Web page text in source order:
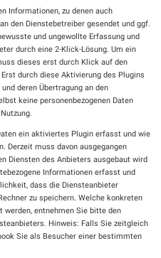
Informationen, zu denen auch
den Dienstebetreiber gesendet und ggf.
und ungewollte Erfassung und
durch eine 2-Klick-Lösung. Um ein
dieses erst durch Klick auf den
durch diese Aktivierung des Plugins
deren Übertragung an den
keine personenbezogenen Daten
ein aktiviertes Plugin erfasst und wie
Derzeit muss davon ausgegangen
Diensten des Anbieters ausgebaut wird
Informationen erfasst und
dass die Diensteanbieter
zu speichern. Welche konkreten
werden, entnehmen Sie bitte den
Hinweis: Falls Sie zeitgleich
Sie als Besucher einer bestimmten